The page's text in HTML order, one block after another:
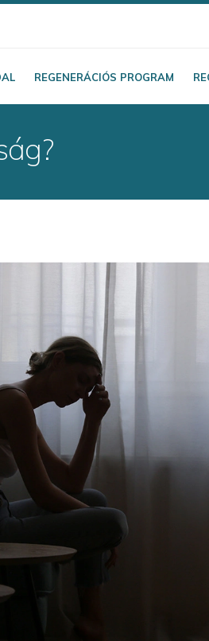
REGENERÁCIÓS PROGRAM